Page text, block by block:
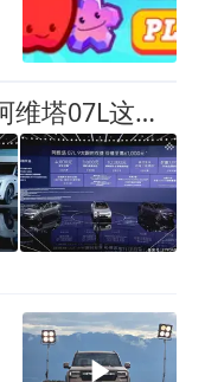
放弃六座、死磕大五座，阿维塔07L这步棋走对了吗？